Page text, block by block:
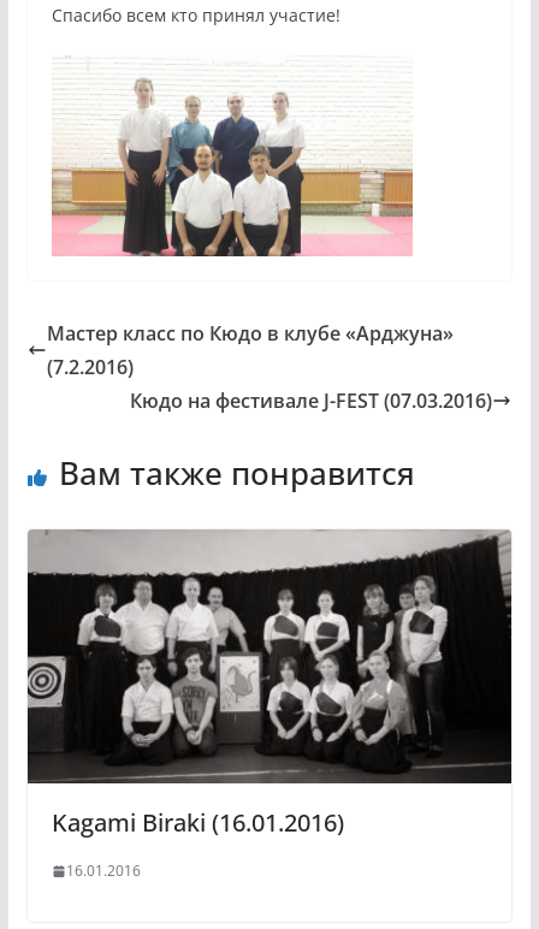
Спасибо всем кто принял участие!
Мастер класс по Кюдо в клубе «Арджуна»
(7.2.2016)
Кюдо на фестивале J-FEST (07.03.2016)
Вам также понравится
Kagami Biraki (16.01.2016)
16.01.2016